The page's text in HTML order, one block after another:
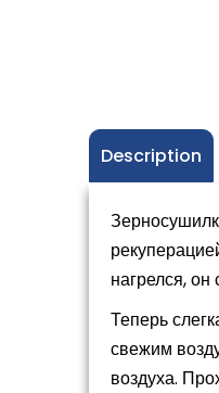
Description
нагрелся,
Теперь
свежим
воздуха.